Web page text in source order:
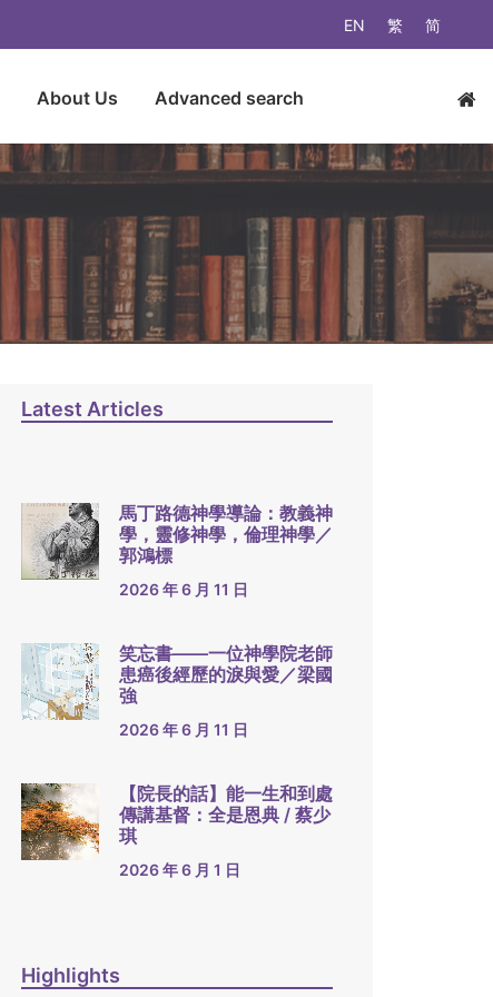
EN 繁 简
About Us Advanced search
Latest Articles
馬丁路德神學導論：教義神
學，靈修神學，倫理神學／
郭鴻標
2026 年 6 月 11 日
笑忘書——一位神學院老師
患癌後經歷的淚與愛／梁國
強
2026 年 6 月 11 日
【院長的話】能一生和到處
傳講基督：全是恩典 / 蔡少
琪
2026 年 6 月 1 日
Highlights